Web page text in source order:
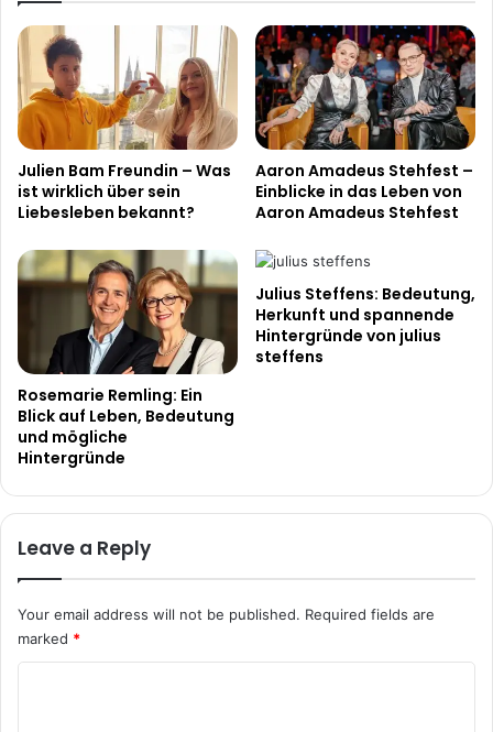
Julien Bam Freundin – Was
ist wirklich über sein
Liebesleben bekannt?
Aaron Amadeus Stehfest –
Einblicke in das Leben von
Aaron Amadeus Stehfest
Rosemarie Remling: Ein
Blick auf Leben, Bedeutung
und mögliche
Hintergründe
Julius Steffens: Bedeutung,
Herkunft und spannende
Hintergründe von julius
steffens
Leave a Reply
Your email address will not be published. Required fields are
marked *